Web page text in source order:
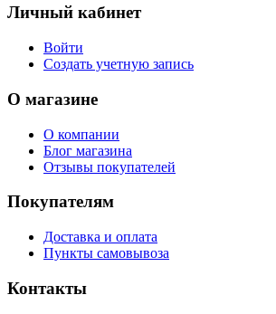
Личный кабинет
Войти
Создать учетную запись
О магазине
О компании
Блог магазина
Отзывы покупателей
Покупателям
Доставка и оплата
Пункты самовывоза
Контакты